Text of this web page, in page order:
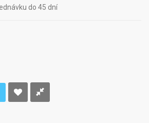
do 45 dní